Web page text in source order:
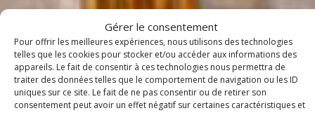
Gérer le consentement
Pour offrir les meilleures expériences, nous utilisons des technologies
telles que les cookies pour stocker et/ou accéder aux informations des
appareils. Le fait de consentir à ces technologies nous permettra de
traiter des données telles que le comportement de navigation ou les ID
uniques sur ce site. Le fait de ne pas consentir ou de retirer son
consentement peut avoir un effet négatif sur certaines caractéristiques et